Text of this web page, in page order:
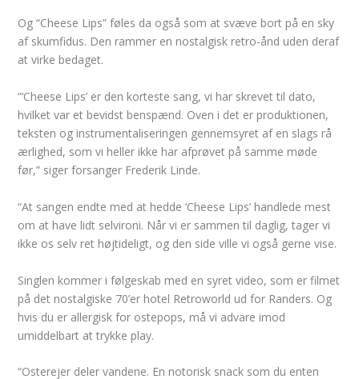
Og “Cheese Lips” føles da også som at svæve bort på en sky
af skumfidus. Den rammer en nostalgisk retro-ånd uden deraf
at virke bedaget.
“‘Cheese Lips’ er den korteste sang, vi har skrevet til dato,
hvilket var et bevidst benspænd. Oven i det er produktionen,
teksten og instrumentaliseringen gennemsyret af en slags rå
ærlighed, som vi heller ikke har afprøvet på samme møde
før,” siger forsanger Frederik Linde.
“At sangen endte med at hedde ‘Cheese Lips’ handlede mest
om at have lidt selvironi. Når vi er sammen til daglig, tager vi
ikke os selv ret højtideligt, og den side ville vi også gerne vise.
Singlen kommer i følgeskab med en syret video, som er filmet
på det nostalgiske 70’er hotel Retroworld ud for Randers. Og
hvis du er allergisk for ostepops, må vi advare imod
umiddelbart at trykke play.
“Osterejer deler vandene. En notorisk snack som du enten